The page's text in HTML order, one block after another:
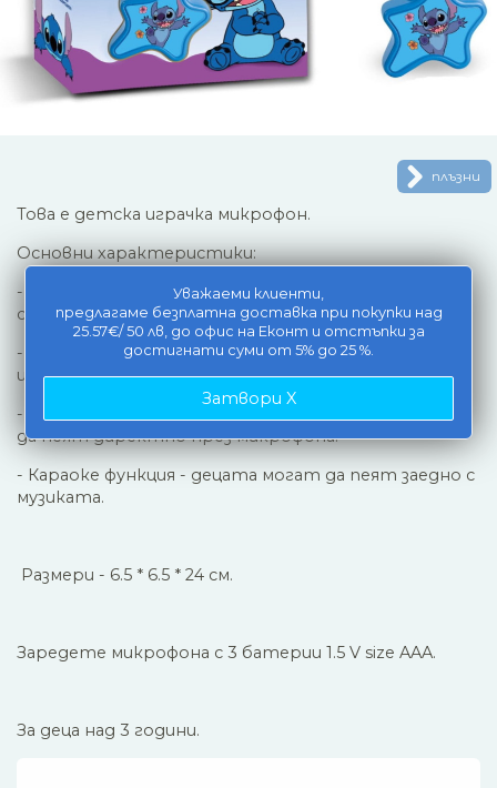
Уважаеми клиенти,
предлагаме безплатна доставка при покупки над
25.57€/ 50 лв, до офис на Еконт и отстъпки за
достигнати суми от 5% до 25 %.
Затвори X
плъзни
Това е детска играчка микрофон.
Основни характеристики:
- Светлинни ефекти: Главата на микрофона свети
с цветни светлинки.
- Звуци: Включва вградени демо мелодии за
истинско забавление.
- Вграден високоговорител: Позволява на децата
да пеят директно през микрофона.
- Караоке функция - децата могат да пеят заедно с
музиката.
Размери - 6.5 * 6.5 * 24 см.
Заредете микрофона с 3 батерии 1.5 V size AAA.
За деца над 3 години.